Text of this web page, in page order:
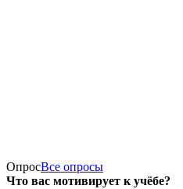
ОпросВсе опросы
Что вас мотивирует к учёбе?